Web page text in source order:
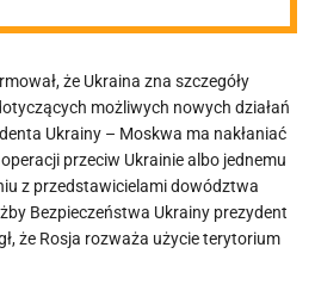
lub
NATO
że Ukraina zna szczegóły
możliwych nowych działań
Ukrainy – Moskwa ma nakłaniać
przeciw Ukrainie albo jednemu
z przedstawicielami dowództwa
Bezpieczeństwa Ukrainy prezydent
że Rosja rozważa użycie terytorium